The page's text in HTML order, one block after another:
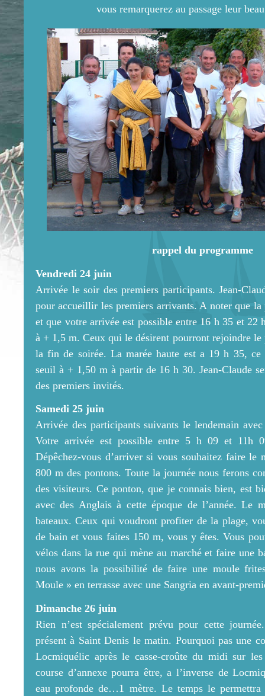
vous remarquerez au passage leur
rappel du programme
Vendredi 24 juin
Arrivée le soir des premiers participants. Jean-
pour accueillir les premiers arrivants. A noter que
et que votre arrivée est possible entre 16 h 35 et 22
à + 1,5 m. Ceux qui le désirent pourront rejoindre
la fin de soirée. La marée haute est a 19 h 35, ce
seuil à + 1,50 m à partir de 16 h 30. Jean-Claude
des premiers invités.
Samedi 25 juin
Arrivée des participants suivants le lendemain
Votre arrivée est possible entre 5 h 09 et 11h
Dépêchez-vous d’arriver si vous souhaitez faire le
800 m des pontons. Toute la journée nous ferons
des visiteurs. Ce ponton, que je connais bien, est
avec des Anglais à cette époque de l’année. Le
bateaux. Ceux qui voudront profiter de la plage,
de bain et vous faites 150 m, vous y êtes. Vous
vélos dans la rue qui mène au marché et faire une
nous avons la possibilité de faire une moule
Moule » en terrasse avec une Sangria en avant-
Dimanche 26 juin
Rien n’est spécialement prévu pour cette
présent à Saint Denis le matin. Pourquoi pas une
Locmiquélic après le casse-croûte du midi sur
course d’annexe pourra être, a l’inverse de
eau profonde de…1 mètre. Le temps le permettra